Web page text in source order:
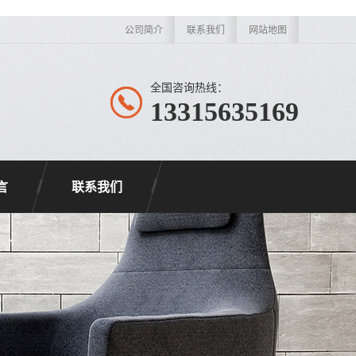
公司简介 联系我们 网站地图
全国咨询热线：
13315635169
联系我们